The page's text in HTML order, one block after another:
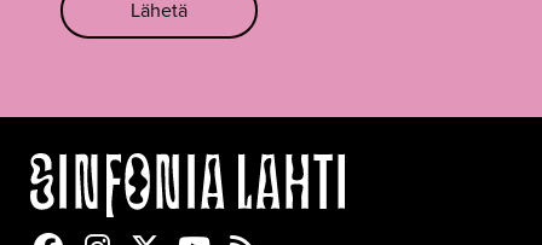
Lähetä